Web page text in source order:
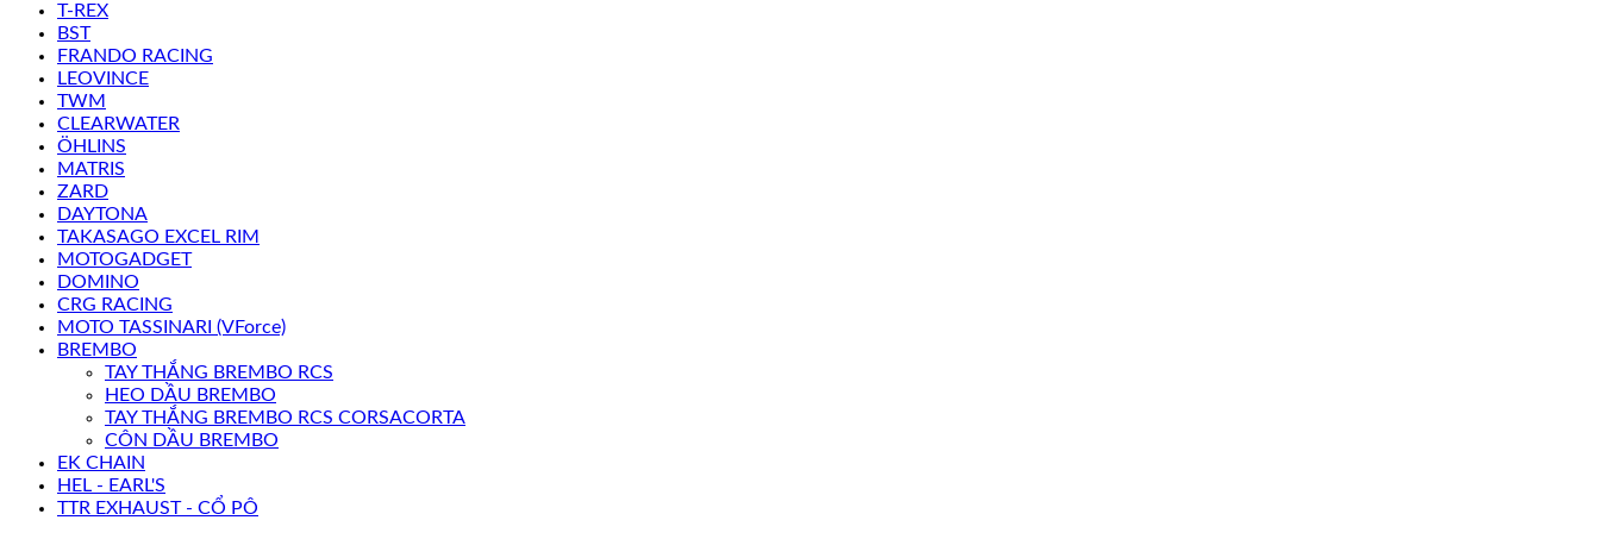
T-REX
BST
FRANDO RACING
LEOVINCE
TWM
CLEARWATER
ÖHLINS
MATRIS
ZARD
DAYTONA
TAKASAGO EXCEL RIM
MOTOGADGET
DOMINO
CRG RACING
MOTO TASSINARI (VForce)
BREMBO
TAY THẮNG BREMBO RCS
HEO DẦU BREMBO
TAY THẮNG BREMBO RCS CORSACORTA
CÔN DẦU BREMBO
EK CHAIN
HEL - EARL'S
TTR EXHAUST - CỔ PÔ